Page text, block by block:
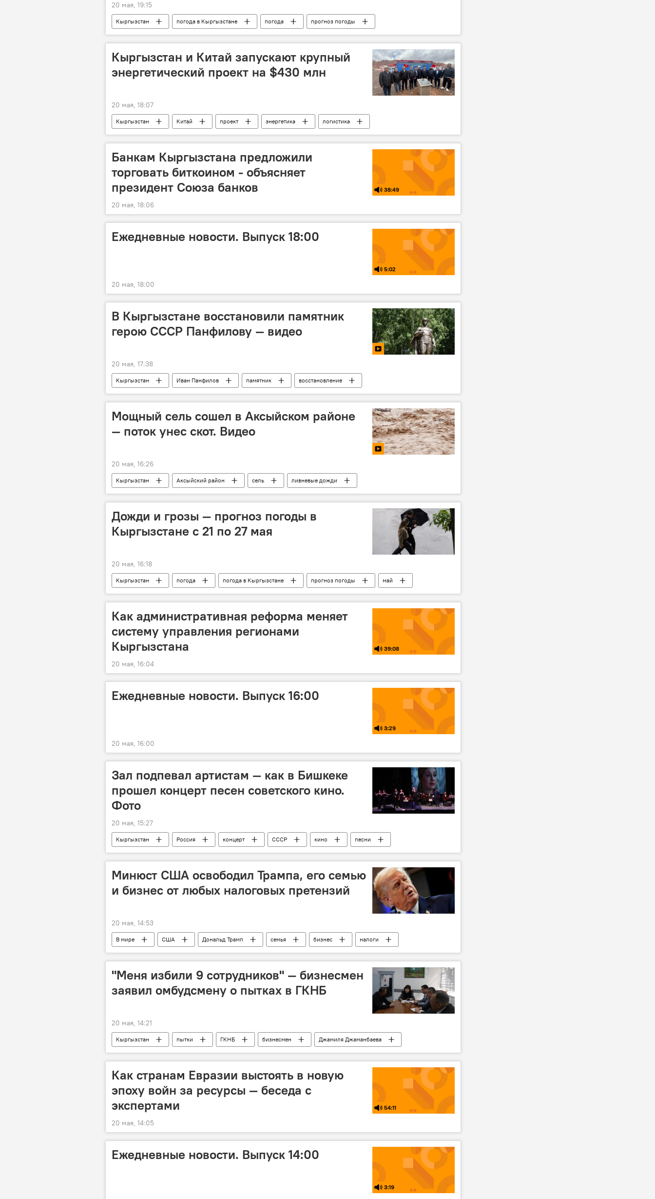
20 мая, 19:15
Кыргызстан погода в Кыргызстане погода прогноз погоды
Кыргызстан и Китай запускают крупный
энергетический проект на $430 млн
20 мая, 18:07
Кыргызстан Китай проект энергетика
логистика
инвестиции
Министерство энергетики КР
Банкам Кыргызстана предложили
торговать биткоином - объясняет
президент Союза банков
38:49
20 мая, 18:06
Ежедневные новости. Выпуск 18:00
5:02
20 мая, 18:00
В Кыргызстане восстановили памятник
герою СССР Панфилову — видео
20 мая, 17:38
Кыргызстан Иван Панфилов памятник
восстановление
Великая Отечественная война
Мощный сель сошел в Аксыйском районе
— поток унес скот. Видео
20 мая, 16:26
Кыргызстан Аксыйский район сель ливневые дожди
Дожди и грозы — прогноз погоды в
Кыргызстане с 21 по 27 мая
20 мая, 16:18
Кыргызстан погода погода в Кыргызстане прогноз погоды май
Как административная реформа меняет
систему управления регионами
Кыргызстана
39:08
20 мая, 16:04
Ежедневные новости. Выпуск 16:00
3:29
20 мая, 16:00
Зал подпевал артистам — как в Бишкеке
прошел концерт песен советского кино.
Фото
20 мая, 15:27
Кыргызстан Россия концерт СССР кино
песни
Русский дом в Бишкеке
Минюст США освободил Трампа, его семью
и бизнес от любых налоговых претензий
20 мая, 14:53
В мире США Дональд Трамп семья бизнес
налоги
претензии
"Меня избили 9 сотрудников" — бизнесмен
заявил омбудсмену о пытках в ГКНБ
20 мая, 14:21
Кыргызстан пытки ГКНБ бизнесмен Джамиля Джаманбаева
Как странам Евразии выстоять в новую
эпоху войн за ресурсы — беседа с
экспертами
54:11
20 мая, 14:05
Ежедневные новости. Выпуск 14:00
3:19